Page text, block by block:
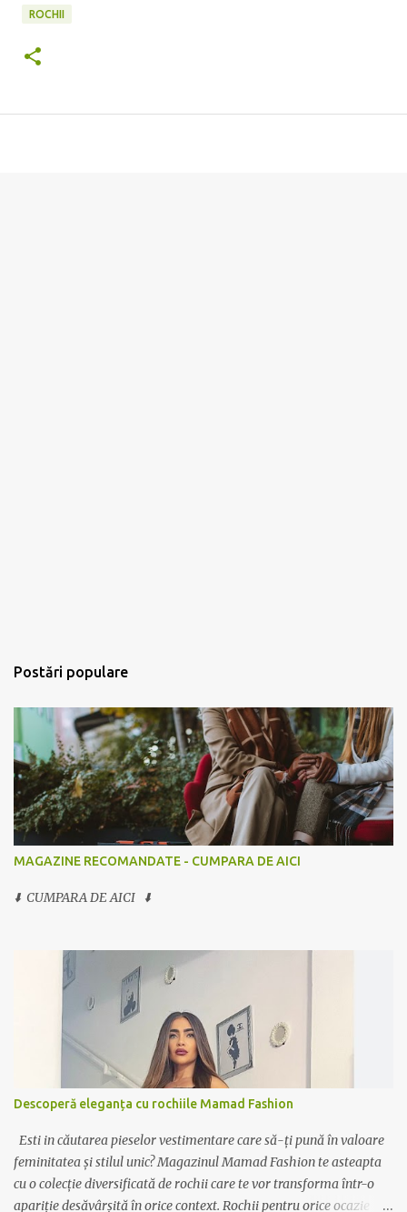
ROCHII
Postări populare
MAGAZINE RECOMANDATE - CUMPARA DE AICI
⬇️ CUMPARA DE AICI ⬇️
Descoperă eleganța cu rochiile Mamad Fashion
Esti in căutarea pieselor vestimentare care să-ți pună în valoare
feminitatea și stilul unic? Magazinul Mamad Fashion te asteapta
cu o colecție diversificată de rochii care te vor transforma într-o
apariție desăvârșită în orice context. Rochii pentru orice ocazie